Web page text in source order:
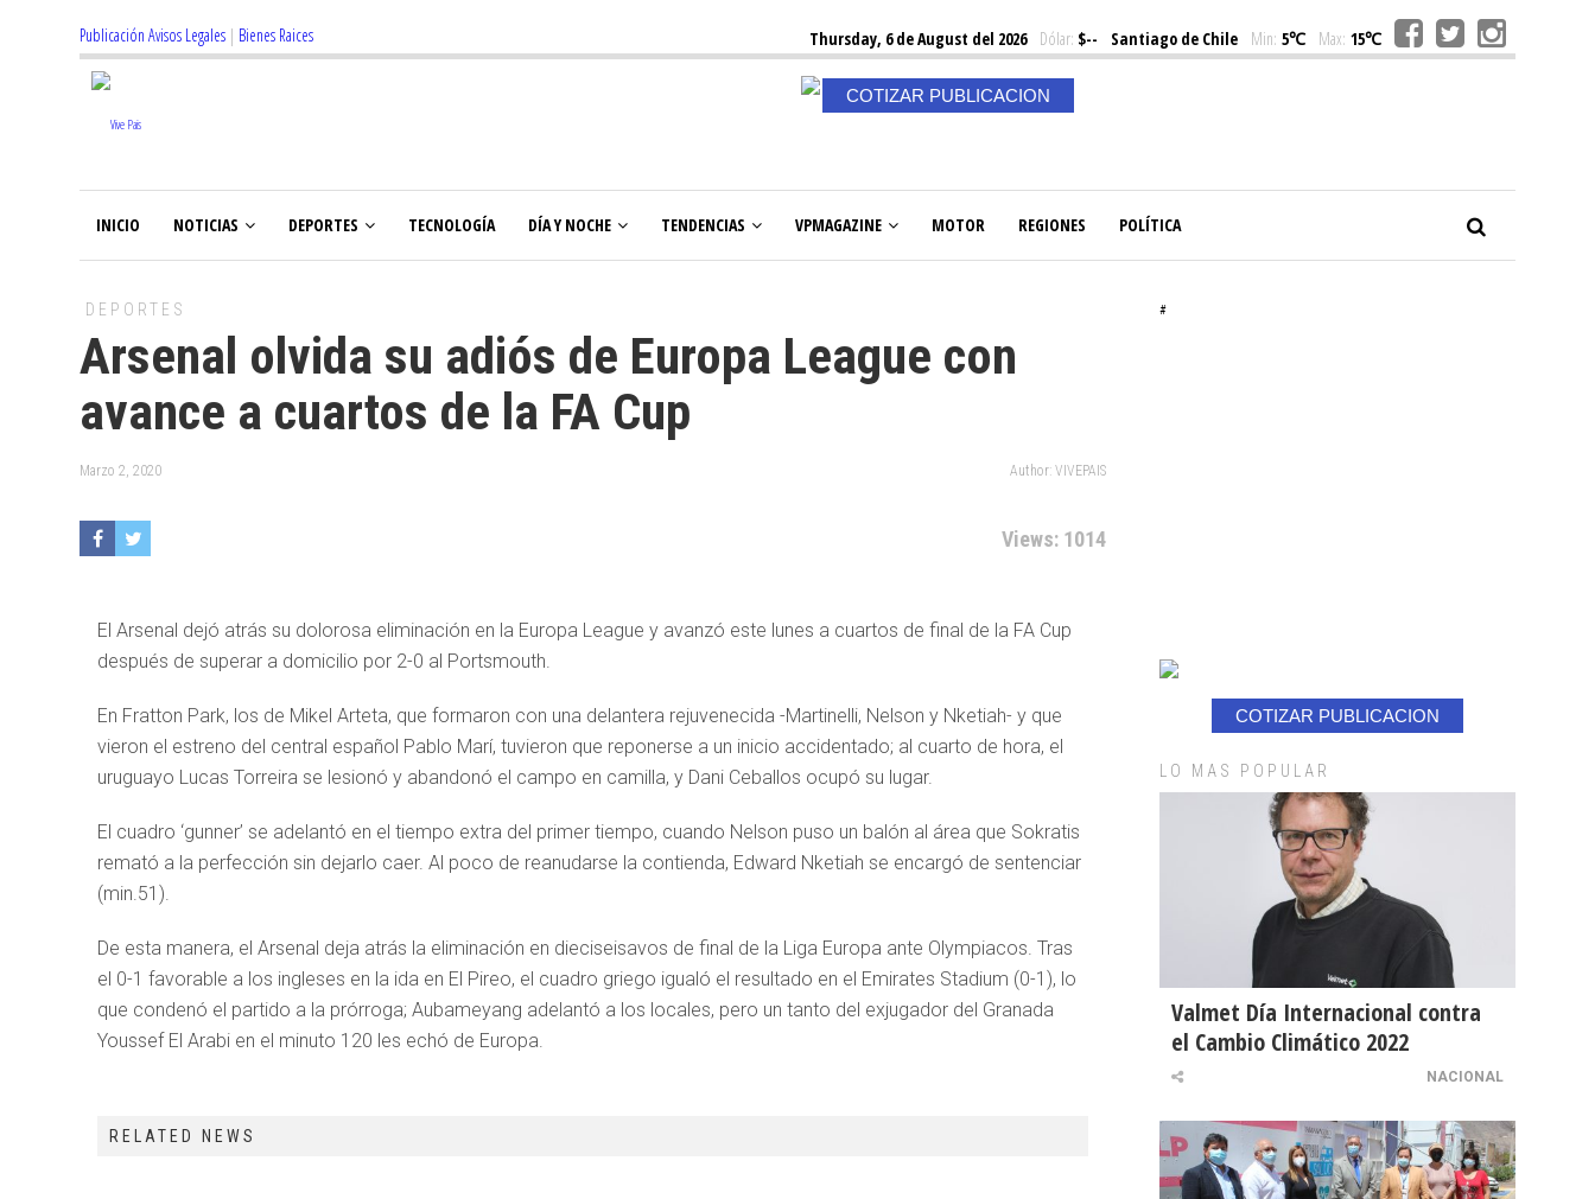
Publicación Avisos Legales | Bienes Raices Thursday, 6 de August del 2026Dólar: $-- Santiago de Chile Min: 5℃ Max: 15℃
COTIZAR PUBLICACION
INICIO NOTICIAS DEPORTES TECNOLOGÍA DÍA Y NOCHE TENDENCIAS VPMAGAZINE MOTOR REGIONES POLÍTICA
DEPORTES
Arsenal olvida su adiós de Europa League con
avance a cuartos de la FA Cup
Marzo 2, 2020 Author: VIVEPAIS
Views: 1014
El Arsenal dejó atrás su dolorosa eliminación en la Europa League y avanzó este lunes a cuartos de final de la FA Cup
después de superar a domicilio por 2-0 al Portsmouth.
En Fratton Park, los de Mikel Arteta, que formaron con una delantera rejuvenecida -Martinelli, Nelson y Nketiah- y que
vieron el estreno del central español Pablo Marí, tuvieron que reponerse a un inicio accidentado; al cuarto de hora, el
uruguayo Lucas Torreira se lesionó y abandonó el campo en camilla, y Dani Ceballos ocupó su lugar.
El cuadro ‘gunner’ se adelantó en el tiempo extra del primer tiempo, cuando Nelson puso un balón al área que Sokratis
remató a la perfección sin dejarlo caer. Al poco de reanudarse la contienda, Edward Nketiah se encargó de sentenciar
(min.51).
De esta manera, el Arsenal deja atrás la eliminación en dieciseisavos de final de la Liga Europa ante Olympiacos. Tras
el 0-1 favorable a los ingleses en la ida en El Pireo, el cuadro griego igualó el resultado en el Emirates Stadium (0-1), lo
que condenó el partido a la prórroga; Aubameyang adelantó a los locales, pero un tanto del exjugador del Granada
Youssef El Arabi en el minuto 120 les echó de Europa.
RELATED NEWS
#
COTIZAR PUBLICACION
LO MAS POPULAR
Valmet Día Internacional contra
el Cambio Climático 2022
NACIONAL